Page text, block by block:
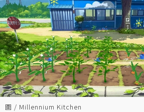
圖 / Millennium Kitchen